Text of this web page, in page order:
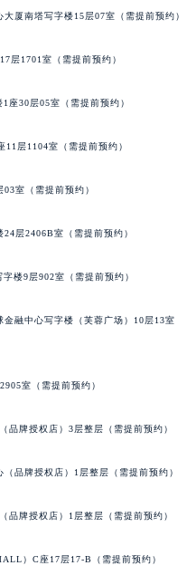
厦南塔写字楼15层07室（需提前预约）
层1701室（需提前预约）
座30层05室（需提前预约）
层1104室（需提前预约）
室（需提前预约）
层2406B室（需提前预约）
楼9层902室（需提前预约）
融中心写字楼（芙蓉广场）10层13室
室（需提前预约）
品牌授权店）3层整层（需提前预约）
品牌授权店）1层整层（需提前预约）
品牌授权店）1层整层（需提前预约）
）C座17层17-B（需提前预约）